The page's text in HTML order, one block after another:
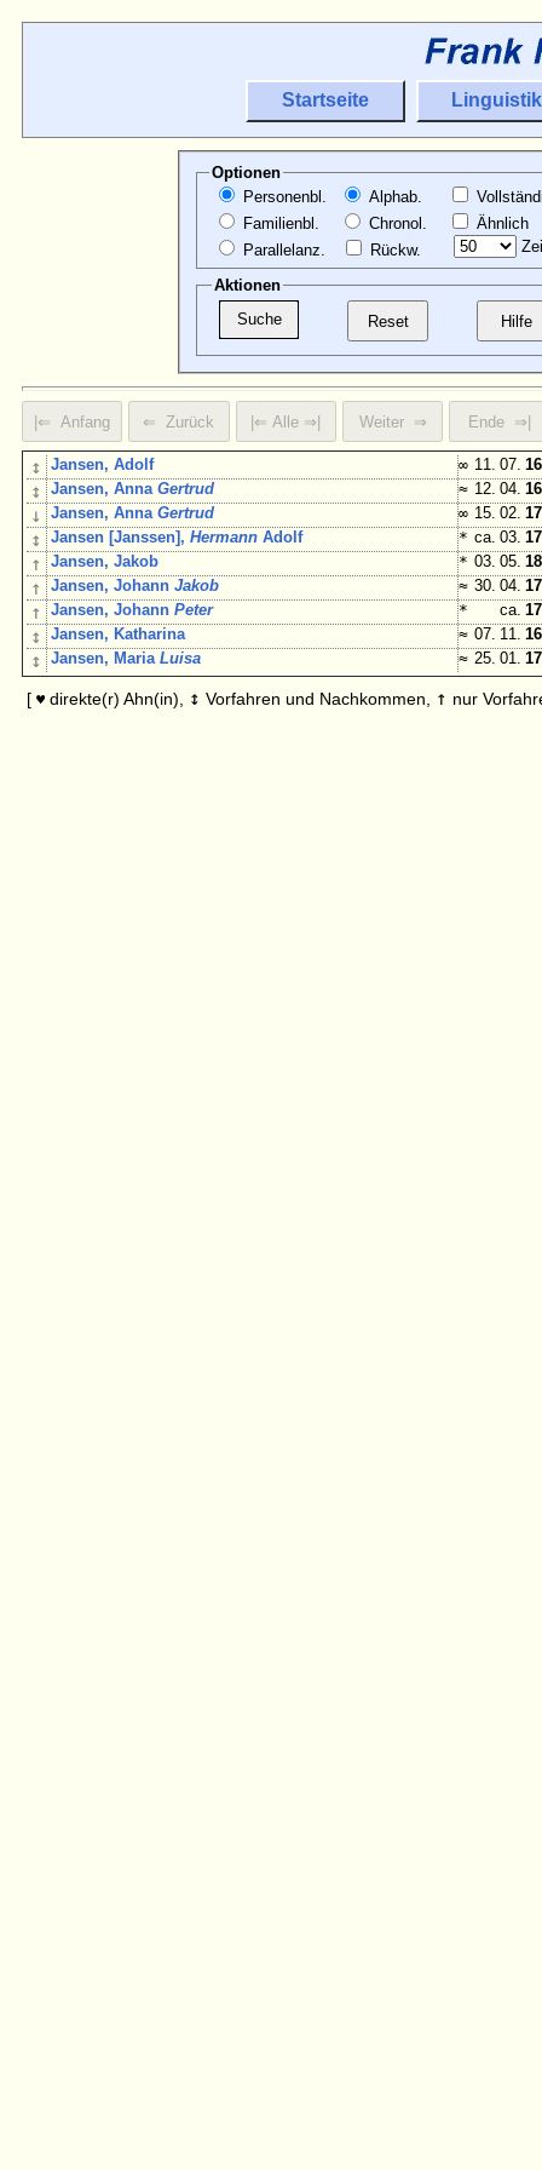
Startseite Linguistik
Optionen
Personenbl.
Familienbl.
Parallelanz.
Alphab.
Chronol.
Rückw.
Ähnlich
Aktionen
↕ Jansen, Adolf ∞ 11. 07.
↕ Jansen, AnnaGertrud ≈ 12. 04.
↓ Jansen, AnnaGertrud ∞ 15. 02.
↕ Jansen [Janssen],Hermann Adolf * ca. 03.
↑ Jansen, Jakob * 03. 05.
↑ Jansen, JohannJakob ≈ 30. 04.
↑ Jansen, JohannPeter * ca.
↕ Jansen, Katharina ≈ 07. 11.
↕ Jansen, MariaLuisa ≈ 25. 01.
[ ♥ direkte(r) Ahn(in), ↕ Vorfahren und Nachkommen, ↑ nur